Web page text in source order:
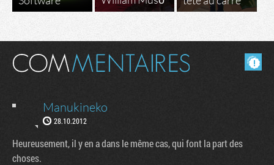
Masquer les commentaires lus.
Manukineko
28.10.2012
Heureusement, il y en a dans le même cas, qui font la part des
choses.